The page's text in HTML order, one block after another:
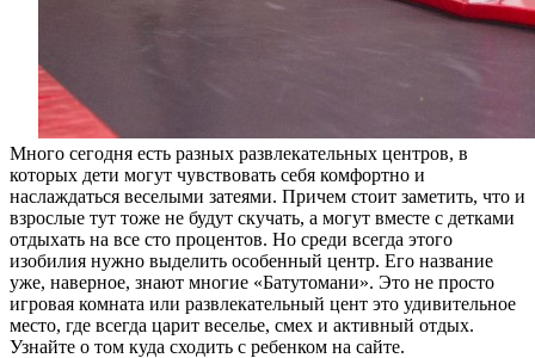
Много сегодня есть разных развлекательных центров, в
которых дети могут чувствовать себя комфортно и
наслаждаться веселыми затеями. Причем стоит заметить, что и
взрослые тут тоже не будут скучать, а могут вместе с детками
отдыхать на все сто процентов. Но среди всегда этого
изобилия нужно выделить особенный центр. Его название
уже, наверное, знают многие «Батутомани». Это не просто
игровая комната или развлекательный цент это удивительное
место, где всегда царит веселье, смех и активный отдых.
Узнайте о том куда сходить с ребенком на сайте.